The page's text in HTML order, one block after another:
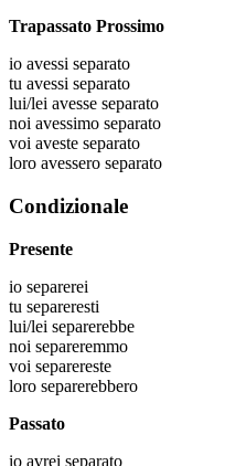
Trapassato Prossimo
io avessi separato
tu avessi separato
lui/lei avesse separato
noi avessimo separato
voi aveste separato
loro avessero separato
Condizionale
Presente
io separerei
tu separeresti
lui/lei separerebbe
noi separeremmo
voi separereste
loro separerebbero
Passato
io avrei separato